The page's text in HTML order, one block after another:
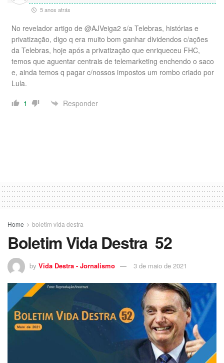
5 anos atrás
No revelador artigo de @AJVeiga2 s/a Telebras, histórias e
privatização, digo q era muito bom ganhar dividendos c/ações
da Telebras, hoje após a privatização que enriqueceu FHC,
temos que aguentar centrais de telemarketing enchendo o saco
e, ainda temos q pagar c/nossos impostos um rombo criado por
Lula.
1
Responder
Home boletim vida destra
Boletim Vida Destra 52
by Vida Destra - Jornalismo 3 de maio de 2021